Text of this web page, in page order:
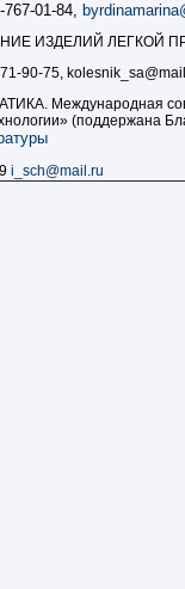
01-84,
ИЗДЕЛИЙ
90-75,
Международная
(поддержана
i_sch@mail.ru